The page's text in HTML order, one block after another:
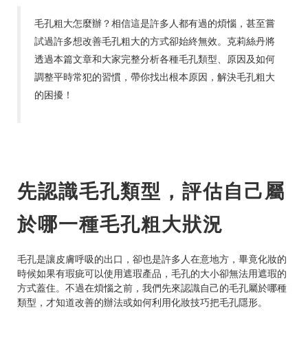
毛孔粗大怎麼辦？相信這是許多人都有過的煩惱，甚至嘗
試過許多想改善毛孔粗大的方式卻始終無效。克莉絲丹將
透過本篇文章和大家完整分析各種毛孔類型、原因及如何
調整平時常犯的習慣，帶你找出根本原因，解決毛孔粗大
的困擾！
先認識毛孔類型，評估自己屬
於哪一種毛孔粗大狀況
毛孔是讓皮膚呼吸的出口，卻也是許多人在意地方，畢竟化妝的
時候如果有瑕疵可以使用遮瑕產品，毛孔的大小卻無法用遮瑕的
方式蓋住。不過在煩惱之前，我們先來認識自己的毛孔屬於哪種
類型，才知道改善的辦法或如何利用化妝技巧把毛孔隱形。